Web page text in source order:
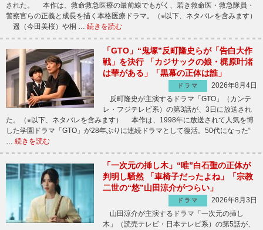
された。 本作は、救命救急医療の最前線でもがく、若き救命医・救急隊員・
警察官らの正義と成長を描く本格医療ドラマ。（※以下、ネタバレを含みます）
遥（今田美桜）や桐 … 続きを読む
「GTO」“鬼塚”反町隆史らが「告白大作
戦」を決行 「カジサックの娘・梶原叶渚
は華がある」「黒幕の正体は誰」
ドラマ
2026年8月4日
反町隆史が主演するドラマ「GTO」（カンテ
レ・フジテレビ系）の第3話が、3日に放送され
た。（※以下、ネタバレを含みます） 本作は、1998年に放送されて人気を博
した学園ドラマ「GTO」が28年ぶりに連続ドラマとして復活。50代になった“
… 続きを読む
「一次元の挿し木」“唯”白石聖の正体が
判明し騒然 「車椅子だったよね」「宗教
二世の“悠”山田涼介がつらい」
ドラマ
2026年8月3日
山田涼介が主演するドラマ「一次元の挿し
木」（読売テレビ・日本テレビ系）の第5話が、